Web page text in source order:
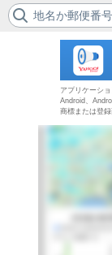
地名か郵便番
アプリケーシ
Android、
商標または登録